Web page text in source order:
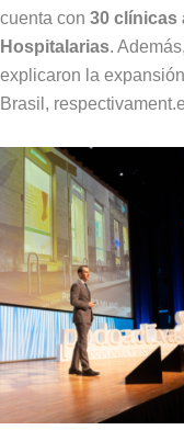
cuenta con 30 clínicas
Hospitalarias.
explicaron la
Brasil, respectivament.e